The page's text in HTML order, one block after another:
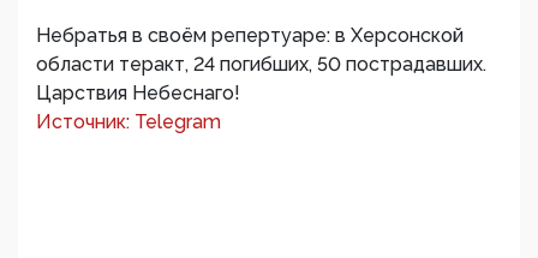
Небратья в своём репертуаре: в Херсонской
области теракт, 24 погибших, 50 пострадавших.
Царствия Небеснаго!
Источник: Telegram